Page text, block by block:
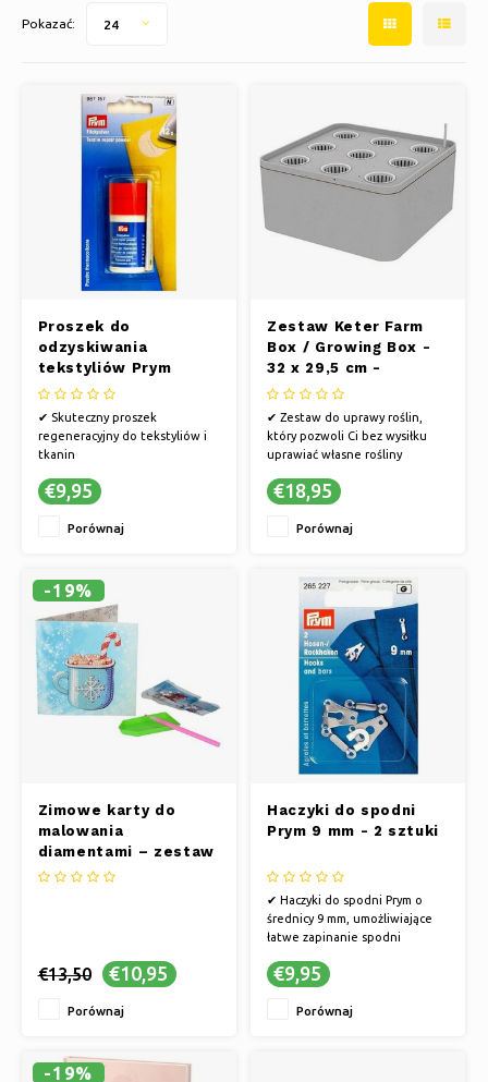
Pokazać: 24
Proszek do
odzyskiwania
tekstyliów Prym
✔ Skuteczny proszek
regeneracyjny do tekstyliów i
tkanin
materiałów
proszkowi naprawczemu Prym
€9,95
Porównaj
Zestaw Keter Farm
Box / Growing Box -
32 x 29,5 cm -
wysokość 15 cm
✔ Zestaw do uprawy roślin,
który pozwoli Ci bez wysiłku
uprawiać własne rośliny
uprawy
przygodę
€18,95
Porównaj
-19%
Zimowe karty do
malowania
diamentami – zestaw
4 sztuk
€13,50 €10,95
Porównaj
Haczyki do spodni
Prym 9 mm - 2 sztuki
✔ Haczyki do spodni Prym o
średnicy 9 mm, umożliwiające
łatwe zapinanie spodni
✔ Niezawodne zapięcie do
€9,95
Porównaj
-19%